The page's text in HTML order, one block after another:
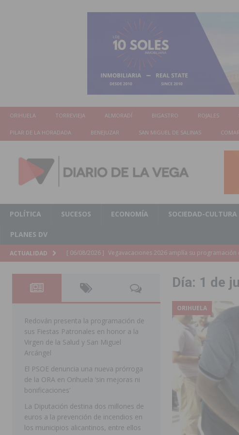
ORIHUELA TORREVIEJA ALMORADÍ BIGASTRO ROJALES
PILAR DE LA HORADADA BENEJUZAR SAN MIGUEL DE SALINAS
POLÍTICA SUCESOS ECONOMÍA SOCIEDAD-CULTURA
PLANES DV
ACTUALIDAD [ 06/08/2026 ] La Diputación de Alicante inyectará más de
Patronales 2026
SAN MIGUEL DE SALINAS
[ 06/08/2026 ] La Escuela Municipal de Música de Los
curso 2026-2027
MONTESINOS
[ 06/08/2026 ]
Convocado el XXVII Concurso de Carteles de
[ 06/08/2026 ] Benejúzar vive el verano con una
BENEJUZAR
Orihuela continúa mejorando los parques
pedanías
ORIHUELA
Día: 1 de
ORIHUELA
Redován presenta la programación de
sus Fiestas Patronales en honor a la
Virgen de la Salud y San Miguel
Arcángel
El PSOE denuncia una nueva prórroga
de la ORA en Orihuela ‘sin mejoras ni
bonificaciones’
La Diputación destina dos millones de
euros a la prevención de incendios en
los municipios alicantinos, entre ellos